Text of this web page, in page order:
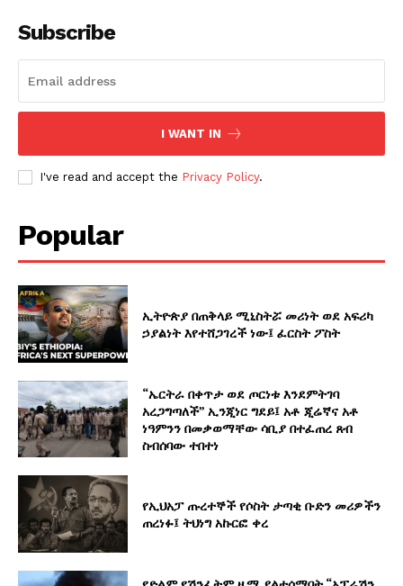
Subscribe
I WANT IN
I've read and accept the Privacy Policy.
Popular
ኢትዮጵያ በጠቅላይ ሚኒስትሯ መሪነት ወደ አፍሪካ
ኃያልነት እየተሸጋገረች ነው፤ ፈርስት ፖስት
“ኤርትራ በቀጥታ ወደ ጦርነቱ እንደምትገባ
አረጋግጣለች” ኢንጂነር ግደይ፤ አቶ ጂሬኛና አቶ
ነዓምንን በመቃወማቸው ሳቢያ በተፈጠረ ጸብ
ስብሰባው ተበተነ
የኢህአፓ ጡረተኞች የሶስት ታጣቂ ቡድን መሪዎችን
ጠረነፉ፤ ትህነግ አኩርፎ ቀረ